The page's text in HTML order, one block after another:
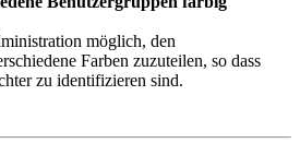
möglich, den
Farben zuzuteilen, so dass
zu identifizieren sind.